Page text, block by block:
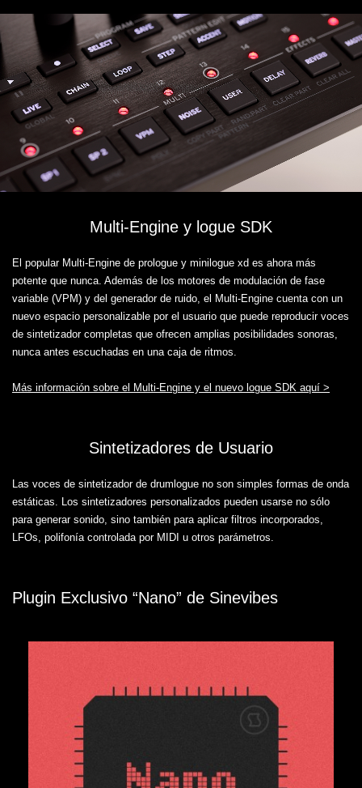
Multi-Engine y logue SDK
El popular Multi-Engine de prologue y minilogue xd es ahora más
potente que nunca. Además de los motores de modulación de fase
variable (VPM) y del generador de ruido, el Multi-Engine cuenta con un
nuevo espacio personalizable por el usuario que puede reproducir voces
de sintetizador completas que ofrecen amplias posibilidades sonoras,
nunca antes escuchadas en una caja de ritmos.
Más información sobre el Multi-Engine y el nuevo logue SDK aquí >
Sintetizadores de Usuario
Las voces de sintetizador de drumlogue no son simples formas de onda
estáticas. Los sintetizadores personalizados pueden usarse no sólo
para generar sonido, sino también para aplicar filtros incorporados,
LFOs, polifonía controlada por MIDI u otros parámetros.
Plugin Exclusivo “Nano” de Sinevibes